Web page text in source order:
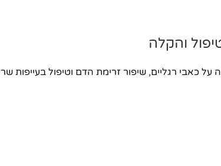
והקלה
מתקדם המיועד להקלה על כאבי רגליים, שיפור זרימת הדם